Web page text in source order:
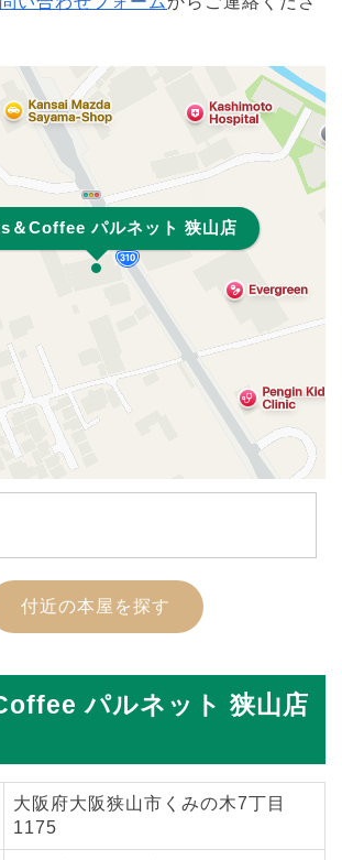
＆Coffee パルネット 狭山店
付近の本屋を探す
パルネット 狭山店
大阪府大阪狭山市くみの木7丁目
1175